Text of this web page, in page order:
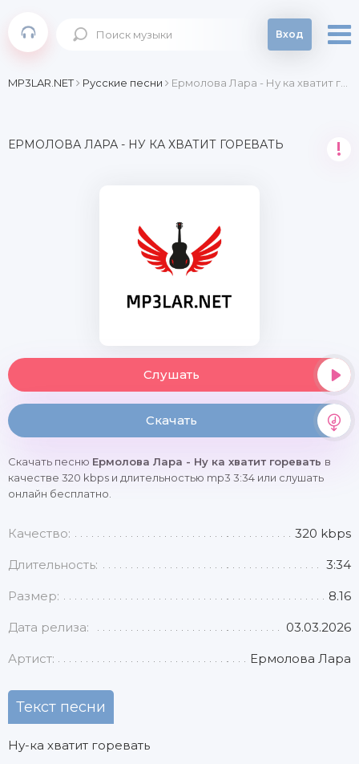
Вход
MP3LAR.NET Русские песни Ермолова Лара - Ну ка хватит горевать
ЕРМОЛОВА ЛАРА - НУ КА ХВАТИТ ГОРЕВАТЬ !
Слушать
Скачать
Скачать песню Ермолова Лара - Ну ка хватит горевать в
качестве 320 kbps и длительностью mp3 3:34 или слушать
онлайн бесплатно.
Качество: 320 kbps
Длительность: 3:34
Размер: 8.16
Дата релиза: 03.03.2026
Артист: Ермолова Лара
Текст песни
Ну-ка хватит горевать